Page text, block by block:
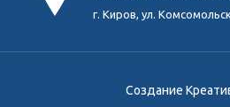
г. Киров, ул.
Создание